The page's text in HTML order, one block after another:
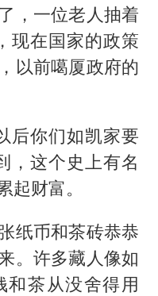
，一位老人抽着
现在国家的政策
以前噶厦政府的
后你们如凯家要
，这个史上有名
财富。
纸币和茶砖恭恭
。许多藏人像如
和茶从没舍得用